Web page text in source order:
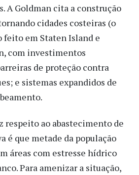
A Goldman cita a construção
cidades costeiras (o
feito em Staten Island e
com investimentos
de proteção contra
e sistemas expandidos de
respeito ao abastecimento de
é que metade da população
áreas com estresse hídrico
Para amenizar a situação,